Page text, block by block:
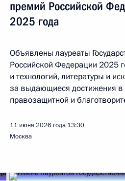
премий Российской
2025 года
Объявлены лауреаты
Российской Федерации 2025
и технологий, литературы и
за выдающиеся достижения в
правозащитной и
11 июня 2026 года 13:30
Москва